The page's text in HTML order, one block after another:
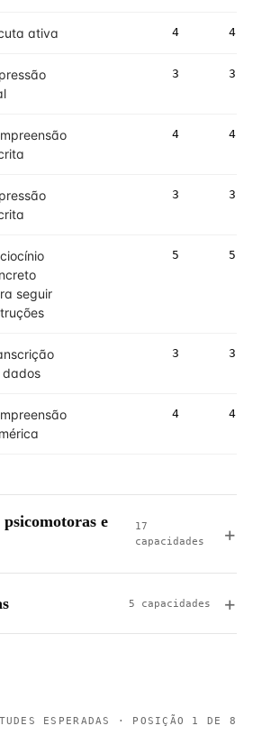
ativa 4 4
3 3
4 4
3 3
seguir
5 5
dados
3 3
4 4
e
17
capacidades
5 capacidades
ESPERADAS · POSIÇÃO 1 DE 8